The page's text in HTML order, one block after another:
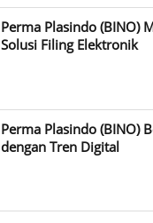
Perma Plasindo (BINO)
Solusi Filing Elektronik
Perma Plasindo (BINO)
dengan Tren Digital